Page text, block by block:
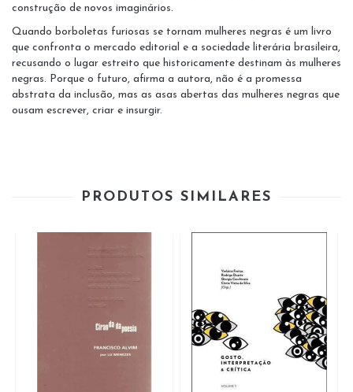
construção de novos imaginários.
Quando borboletas furiosas se tornam mulheres negras é um livro
que confronta o mercado editorial e a sociedade literária brasileira,
recusando o lugar estreito que historicamente destinam às mulheres
negras. Porque o futuro, afirma a autora, não é a promessa
abstrata da inclusão, mas as asas abertas das mulheres negras que
ousam escrever, criar e insurgir.
PRODUTOS SIMILARES